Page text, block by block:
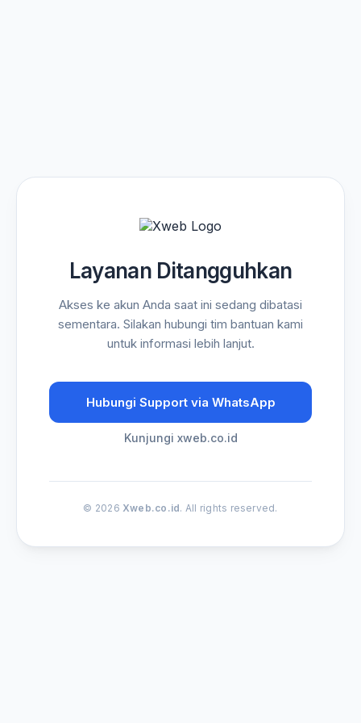
Layanan Ditangguhkan
Akses ke akun Anda saat ini sedang dibatasi
sementara. Silakan hubungi tim bantuan kami
untuk informasi lebih lanjut.
Hubungi Support via WhatsApp
Kunjungi xweb.co.id
© 2026 Xweb.co.id. All rights reserved.